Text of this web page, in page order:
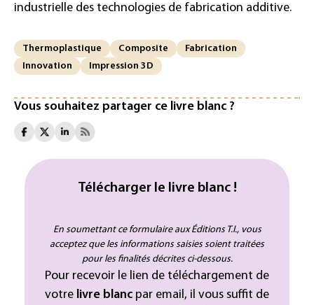
industrielle des technologies de fabrication additive.
Thermoplastique Composite
Fabrication
Innovation
Impression 3D
Vous souhaitez partager ce livre blanc ?
Télécharger le livre blanc !
En soumettant ce formulaire aux Éditions T.I., vous
acceptez que les informations saisies soient traitées
pour les finalités décrites ci-dessous.
Pour recevoir le lien de téléchargement de
votre livre blanc par email, il vous suffit de